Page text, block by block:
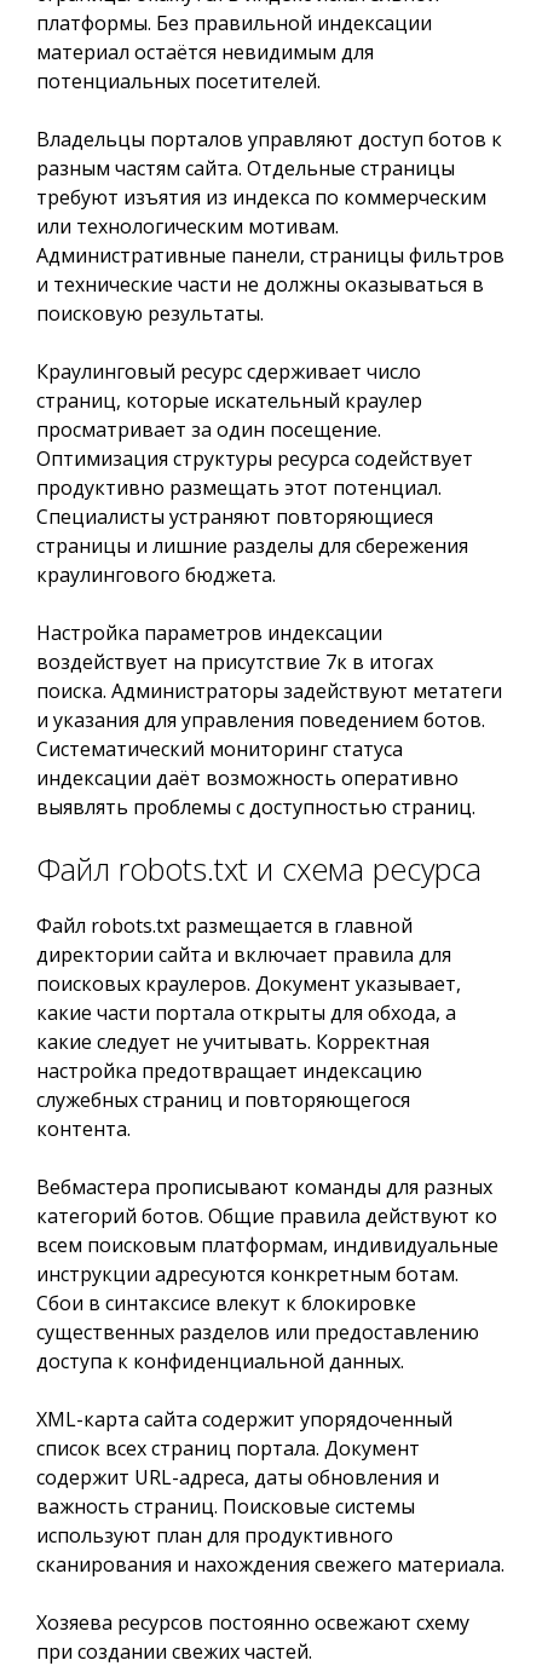
платформы. Без правильной индексации
материал остаётся невидимым для
потенциальных посетителей.
Владельцы порталов управляют доступ ботов к
разным частям сайта. Отдельные страницы
требуют изъятия из индекса по коммерческим
или технологическим мотивам.
Административные панели, страницы фильтров
и технические части не должны оказываться в
поисковую результаты.
Краулинговый ресурс сдерживает число
страниц, которые искательный краулер
просматривает за один посещение.
Оптимизация структуры ресурса содействует
продуктивно размещать этот потенциал.
Специалисты устраняют повторяющиеся
страницы и лишние разделы для сбережения
краулингового бюджета.
Настройка параметров индексации
воздействует на присутствие 7к в итогах
поиска. Администраторы задействуют метатеги
и указания для управления поведением ботов.
Систематический мониторинг статуса
индексации даёт возможность оперативно
выявлять проблемы с доступностью страниц.
Файл robots.txt и схема ресурса
Файл robots.txt размещается в главной
директории сайта и включает правила для
поисковых краулеров. Документ указывает,
какие части портала открыты для обхода, а
какие следует не учитывать. Корректная
настройка предотвращает индексацию
служебных страниц и повторяющегося
контента.
Вебмастера прописывают команды для разных
категорий ботов. Общие правила действуют ко
всем поисковым платформам, индивидуальные
инструкции адресуются конкретным ботам.
Сбои в синтаксисе влекут к блокировке
существенных разделов или предоставлению
доступа к конфиденциальной данных.
XML-карта сайта содержит упорядоченный
список всех страниц портала. Документ
содержит URL-адреса, даты обновления и
важность страниц. Поисковые системы
используют план для продуктивного
сканирования и нахождения свежего материала.
Хозяева ресурсов постоянно освежают схему
при создании свежих частей.